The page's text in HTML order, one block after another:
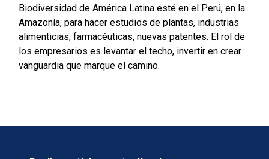
Biodiversidad de América Latina esté en el Perú, en la
Amazonía, para hacer estudios de plantas, industrias
alimenticias, farmacéuticas, nuevas patentes. El rol de
los empresarios es levantar el techo, invertir en crear
vanguardia que marque el camino.